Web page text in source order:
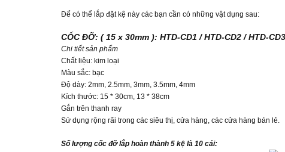
Để có thể lắp đặt kệ này các bạn cần có những vật dụng sau:
CỐC ĐỠ: ( 15 x 30mm ): HTD-CD1 / HTD-CD2 / HTD-CD3
Chi tiết sản phẩm
Chất liệu: kim loại
Màu sắc: bạc
Độ dày: 2mm, 2.5mm, 3mm, 3.5mm, 4mm
Kích thước: 15 * 30cm, 13 * 38cm
Gắn trên thanh ray
Sử dụng rộng rãi trong các siêu thị, cửa hàng, các cửa hàng bán lẻ.
Số lượng cốc đỡ lắp hoàn thành 5 kệ là 10 cái: